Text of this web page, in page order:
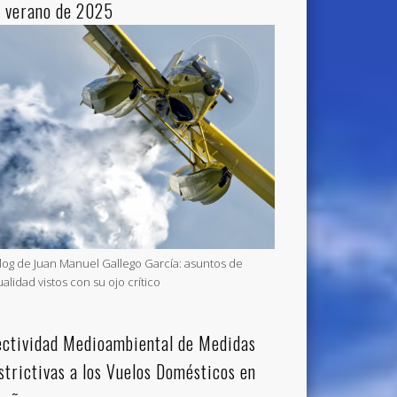
verano de 2025
de Juan Manuel Gallego García: asuntos de
vistos con su ojo crítico
Medioambiental de Medidas
a los Vuelos Domésticos en